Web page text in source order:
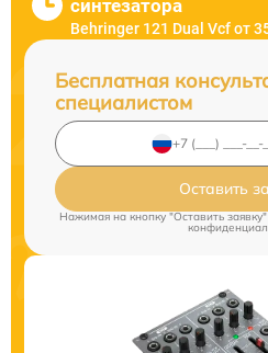
синтезатора
Behringer 121 Dual Vcf от
Бесплатная
специалистом
Оставить
Нажимая на кнопку "Оставить